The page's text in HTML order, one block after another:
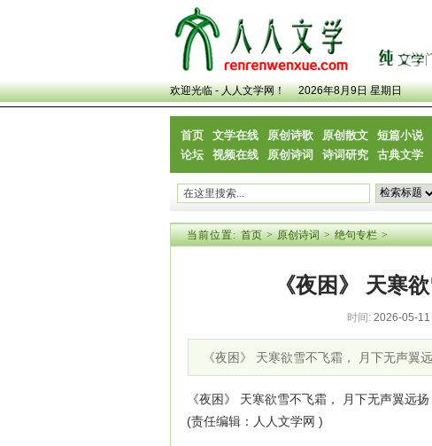
欢迎光临 - 人人文学网！ 2026年8月9日 星期日
首页 文学在线 原创诗歌 原创散文 短篇小说
论坛
视频在线 原创诗词 诗词研究 古典文学
当前位置: 首页>原创诗词>绝句专栏>
《夜困》 天寒
时间: 2026-05-11
《夜困》 天寒欲雪不飞霜， 月下无声翼
《夜困》 天寒欲雪不飞霜， 月下无声翼远
(责任编辑：人人文学网 )